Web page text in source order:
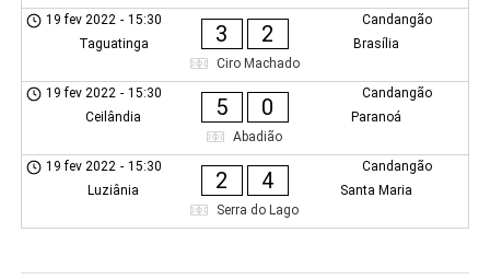
Candangão
19 fev 2022 - 15:30
Taguatinga
3 2
Brasília
Ciro Machado
Candangão
19 fev 2022 - 15:30
Ceilândia
5 0
Paranoá
Abadião
Candangão
19 fev 2022 - 15:30
Luziânia
2 4
Santa Maria
Serra do Lago